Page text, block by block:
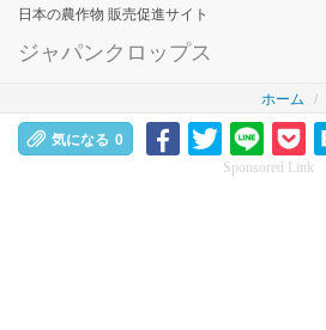
日本の農作物 販売促進サイト
ジャパンクロップス
ホーム
気になる 0
Sponsored Link